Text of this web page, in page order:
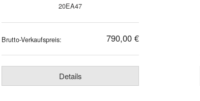
20EA47
Brutto-Verkaufspreis: 790,00 €
Details